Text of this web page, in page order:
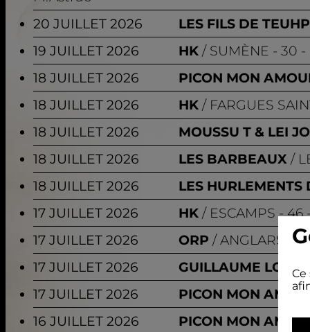
20 JUILLET 2026
LES FILS DE
19 JUILLET 2026
HK SUMÈNE - 30 -
18 JUILLET 2026
PICON MON
18 JUILLET 2026
HK FARGUES
18 JUILLET 2026
MOUSSU T & LEI
18 JUILLET 2026
LES BARBEAUX
18 JUILLET 2026
LES HURLEMENTS
17 JUILLET 2026
HK ESCAMPS - 46
17 JUILLET 2026
ORP ANGLARS-
17 JUILLET 2026
GUILLAUME LOPEZ
17 JUILLET 2026
PICON MON
16 JUILLET 2026
PICON MON